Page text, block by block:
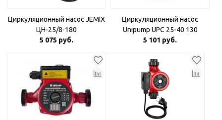
Циркуляционный насос JEMIX
ЦН-25/8-180
5 075 руб.
Циркуляционный насос
Unipump UPC 25-40 130
5 101 руб.